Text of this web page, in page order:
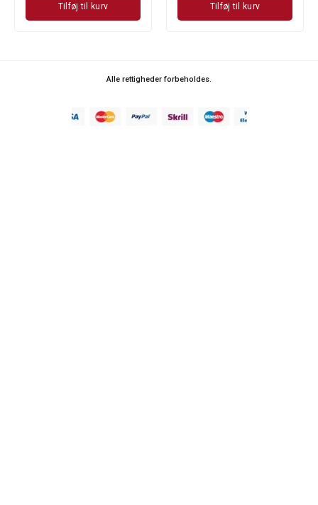
Tilføj til kurv Tilføj til kurv
Alle rettigheder forbeholdes.